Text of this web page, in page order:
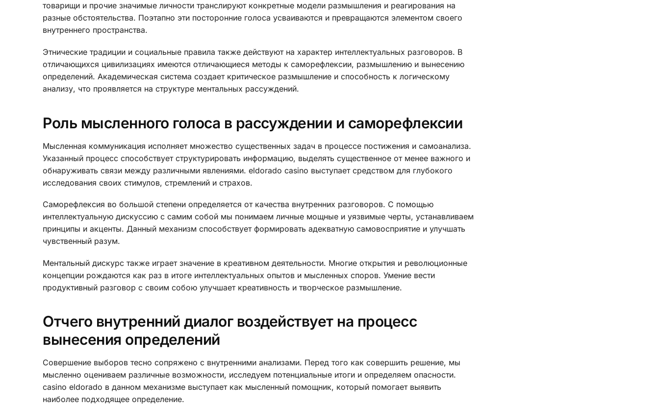
товарищи и прочие значимые личности транслируют конкретные модели размышления и реагирования на
разные обстоятельства. Поэтапно эти посторонние голоса усваиваются и превращаются элементом своего
внутреннего пространства.
Этнические традиции и социальные правила также действуют на характер интеллектуальных разговоров. В
отличающихся цивилизациях имеются отличающиеся методы к саморефлексии, размышлению и вынесению
определений. Академическая система создает критическое размышление и способность к логическому
анализу, что проявляется на структуре ментальных рассуждений.
Роль мысленного голоса в рассуждении и саморефлексии
Мысленная коммуникация исполняет множество существенных задач в процессе постижения и самоанализа.
Указанный процесс способствует структурировать информацию, выделять существенное от менее важного и
обнаруживать связи между различными явлениями. eldorado casino выступает средством для глубокого
исследования своих стимулов, стремлений и страхов.
Саморефлексия во большой степени определяется от качества внутренних разговоров. С помощью
интеллектуальную дискуссию с самим собой мы понимаем личные мощные и уязвимые черты, устанавливаем
принципы и акценты. Данный механизм способствует формировать адекватную самовосприятие и улучшать
чувственный разум.
Ментальный дискурс также играет значение в креативном деятельности. Многие открытия и революционные
концепции рождаются как раз в итоге интеллектуальных опытов и мысленных споров. Умение вести
продуктивный разговор с своим собою улучшает креативность и творческое размышление.
Отчего внутренний диалог воздействует на процесс
вынесения определений
Совершение выборов тесно сопряжено с внутренними анализами. Перед того как совершить решение, мы
мысленно оцениваем различные возможности, исследуем потенциальные итоги и определяем опасности.
casino eldorado в данном механизме выступает как мысленный помощник, который помогает выявить
наиболее подходящее определение.